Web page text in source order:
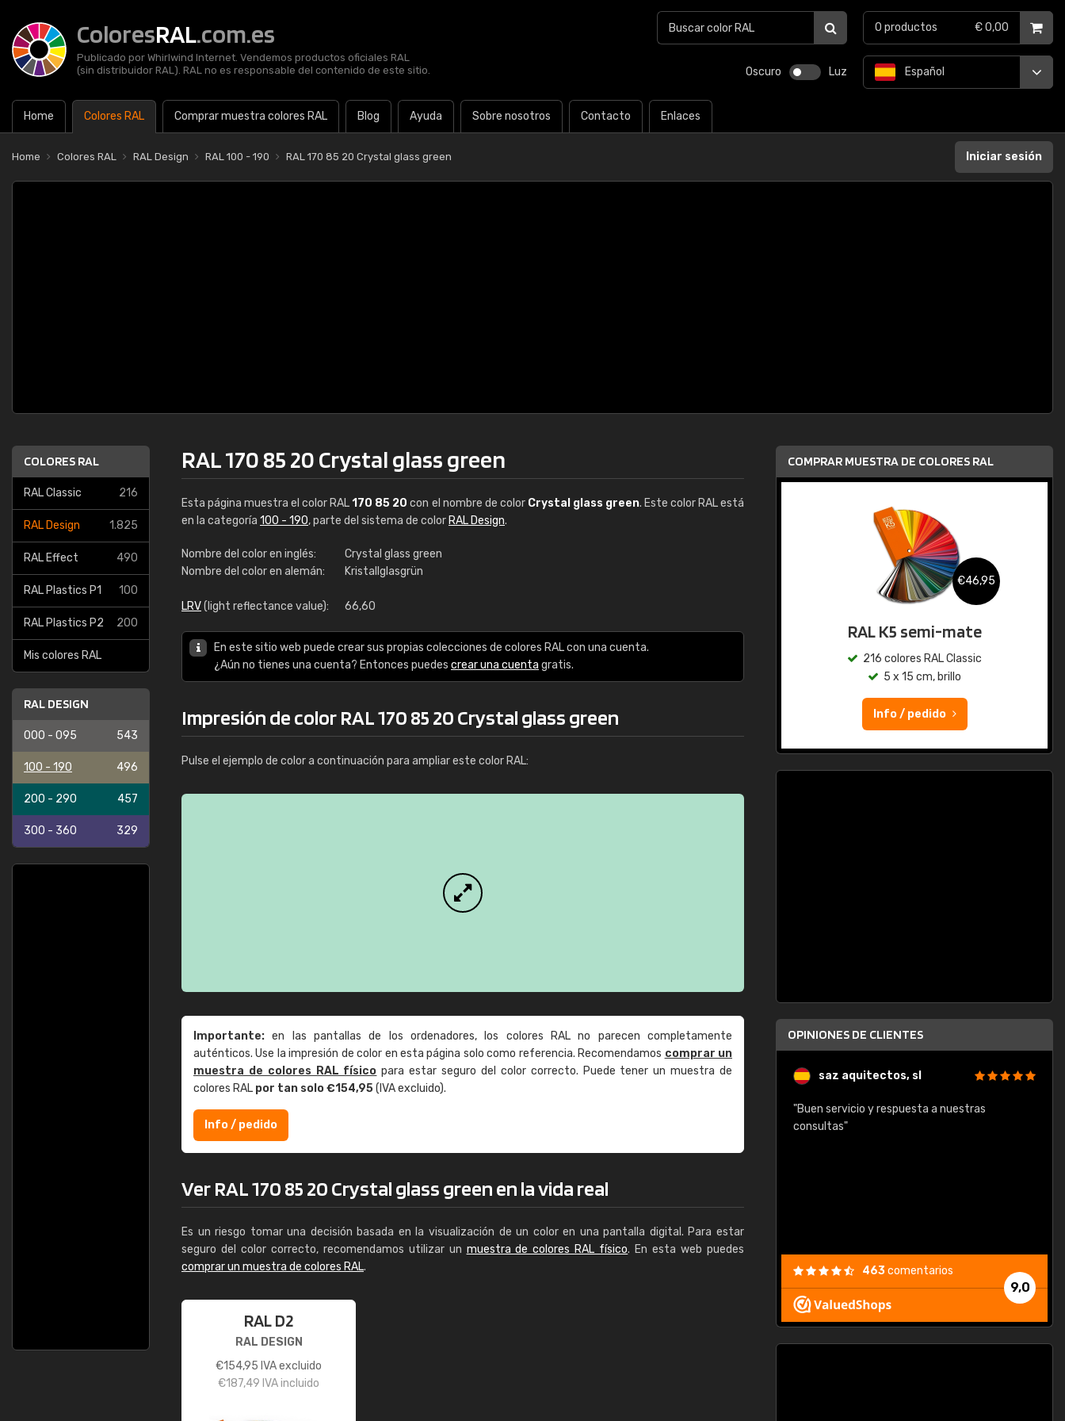
ColoresRAL.com.es
Publicado por Whirlwind Internet. Vendemos productos oficiales RAL
(sin distribuidor RAL). RAL no es responsable del contenido de este sitio.
Oscuro Luz
Home Colores RAL Comprar muestra colores RAL Blog Ayuda Sobre nosotros Contacto Enlaces
Español
0 productos € 0,00
Home Colores RAL RAL Design RAL 100 - 190 RAL 170 85 20 Crystal glass green Iniciar sesión
COLORES RAL
RAL Classic 216
RAL Design 1.825
RAL Effect 490
RAL Plastics P1 100
RAL Plastics P2 200
Mis colores RAL
RAL DESIGN
000 - 095 543
100 - 190 496
200 - 290 457
300 - 360 329
RAL 170 85 20 Crystal glass green
Esta página muestra el color RAL170 85 20 con el nombre de color Crystal glass green. Este color RAL está
en la categoría 100 - 190, parte del sistema de color RAL Design.
Nombre del color en inglés:
Crystal glass green
Nombre del color en alemán:
Kristallglasgrün
LRV(light reflectance value): 66,60
En este sitio web puede crear sus propias colecciones de colores RAL con una cuenta.
¿Aún no tienes una cuenta? Entonces puedes crear una cuenta gratis.
Impresión de color RAL 170 85 20 Crystal glass green
Pulse el ejemplo de color a continuación para ampliar este color RAL:
Importante: en las pantallas de los ordenadores, los colores RAL no parecen completamente
auténticos. Use la impresión de color en esta página solo como referencia. Recomendamos comprar un
muestra de colores RAL físico para estar seguro del color correcto. Puede tener un muestra de
colores RAL por tan solo €154,95(IVA excluido).
Info / pedido
Ver RAL 170 85 20 Crystal glass green en la vida real
Es un riesgo tomar una decisión basada en la visualización de un color en una pantalla digital. Para estar
seguro del color correcto, recomendamos utilizar un muestra de colores RAL físico. En esta web puedes
comprar un muestra de colores RAL.
RAL D2
RAL DESIGN
€154,95 IVA excluido
€187,49 IVA incluido
COMPRAR MUESTRA DE COLORES RAL
RAL K7 a base de agua
216 colores RAL Classic
Info / pedido
RAL K7
Info / pedido
€46,95
RAL K5 semi-mate
216 colores RAL Classic
5 x 15 cm, brillo
Info / pedido
OPINIONES DE CLIENTES
Enrique
"Buen servicio. No obstante No es fácil
encontrar/comprar lo que se busca"
Uno Signs Makers, S.L. saz aquitectos, sl
"Buen servicio y respuesta a nuestras
consultas"
9,0
463comentarios